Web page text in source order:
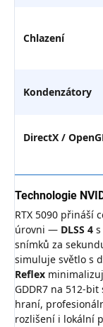
Chlazení
Kondenzátory
DirectX /
Technologie
RTX 5090 přináší
úrovni — DLSS 4
snímků za
simuluje světlo s
Reflex
GDDR7 na 512-
hraní,
rozlišení i lokální